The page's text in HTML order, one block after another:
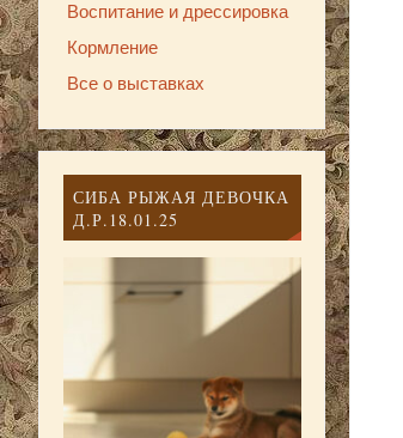
Воспитание и дрессировка
Кормление
Все о выставках
СИБА РЫЖАЯ ДЕВОЧКА
Д.Р.18.01.25